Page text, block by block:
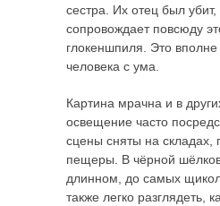
сестра. Их отец был убит,
сопровождает повсюду
глокеншпиля. Это вполне
человека с ума.
Картина мрачна и в
освещение часто
сцены сняты на складах,
пещеры. В чёрной
длинном, до самых
также легко разглядеть,